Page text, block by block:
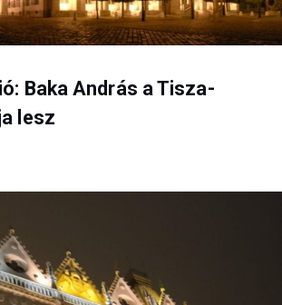
Baka András a Tisza-
lesz